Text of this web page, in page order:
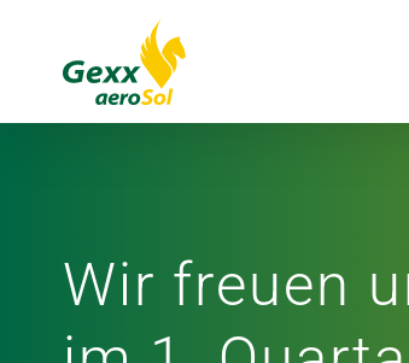
springen
Wir freuen